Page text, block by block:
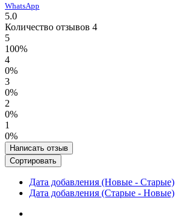
WhatsApp
5.0
Количество отзывов 4
5
100%
4
0%
3
0%
2
0%
1
0%
Написать отзыв
Сортировать
Дата добавления (Новые - Старые)
Дата добавления (Старые - Новые)